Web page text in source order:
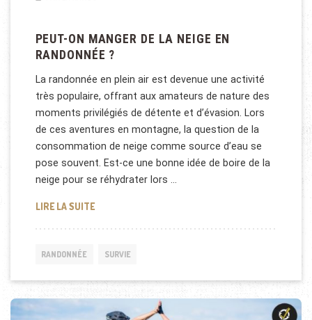
PEUT-ON MANGER DE LA NEIGE EN
RANDONNÉE ?
La randonnée en plein air est devenue une activité
très populaire, offrant aux amateurs de nature des
moments privilégiés de détente et d’évasion. Lors
de ces aventures en montagne, la question de la
consommation de neige comme source d’eau se
pose souvent. Est-ce une bonne idée de boire de la
neige pour se réhydrater lors …
LIRE LA SUITEPEUT-ON MANGER DE LA NEIGE EN RANDONNÉE ?
RANDONNÉE SURVIE